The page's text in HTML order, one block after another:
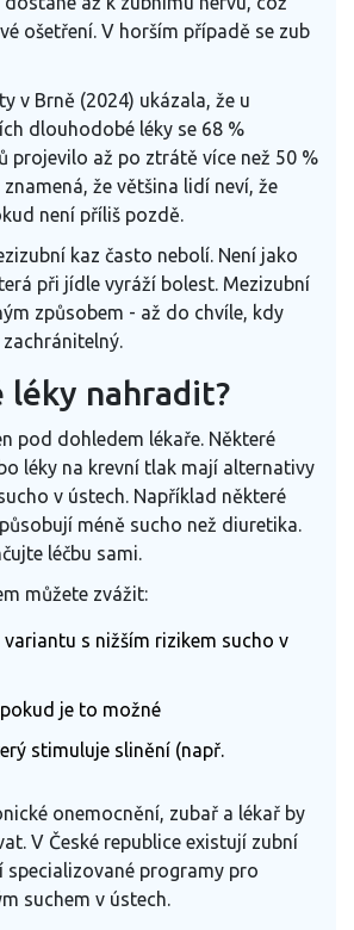
ošetření. V horším případě se zub
v Brně (2024) ukázala, že u
dlouhodobé léky se 68 %
projevilo až po ztrátě více než 50 %
že většina lidí neví, že
není příliš pozdě.
kaz často nebolí. Není jako
při jídle vyráží bolest. Mezizubní
způsobem - až do chvíle, kdy
léky nahradit?
pod dohledem lékaře. Některé
léky na krevní tlak mají alternativy
v ústech. Například některé
méně sucho než diuretika.
léčbu sami.
můžete zvážit:
variantu s nižším rizikem sucho v
je to možné
stimuluje slinění (např.
onemocnění, zubař a lékař by
V České republice existují zubní
specializované programy pro
suchem v ústech.